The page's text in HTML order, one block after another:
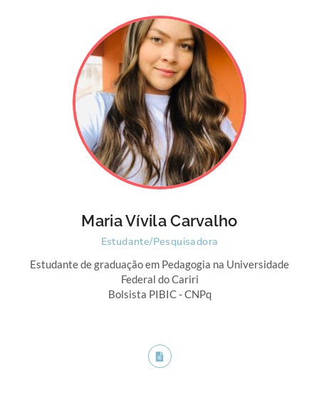
Maria Vívila Carvalho
Estudante/Pesquisadora
Estudante de graduação em Pedagogia na Universidade
Federal do Cariri
Bolsista PIBIC - CNPq